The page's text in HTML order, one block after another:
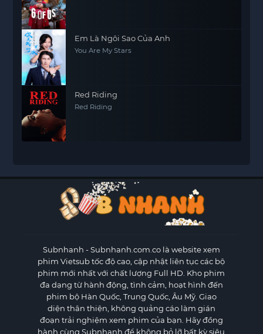
Em Là Ngôi Sao Của Anh
You Are My Stars
Red Riding
Red Riding
Subnhanh - Subnhanh.com.co là website xem
phim Vietsub tốc độ cao, cập nhật liên tục các bộ
phim mới nhất với chất lượng Full HD. Kho phim
đa dạng từ hành động, tình cảm, hoạt hình đến
phim bộ Hàn Quốc, Trung Quốc, Âu Mỹ. Giao
diện thân thiện, không quảng cáo làm gián
đoạn trải nghiệm xem phim của bạn. Hãy đồng
hành cùng Subnhanh để không bỏ lỡ bất kỳ siêu